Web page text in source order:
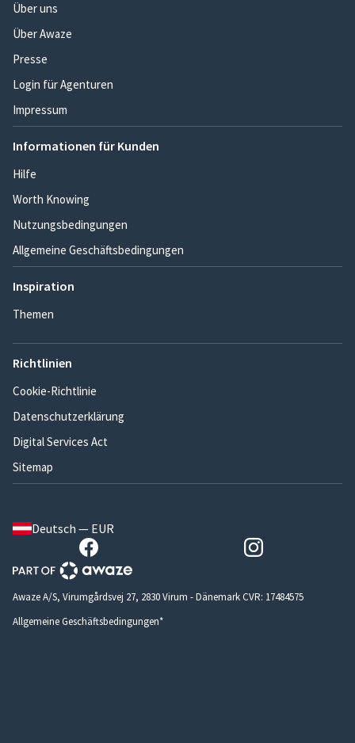
Über uns
Über Awaze
Presse
Login für Agenturen
Impressum
Informationen für Kunden
Hilfe
Worth Knowing
Nutzungsbedingungen
Allgemeine Geschäftsbedingungen
Inspiration
Themen
Richtlinien
Cookie-Richtlinie
Datenschutzerklärung
Digital Services Act
Sitemap
Deutsch — EUR
Awaze A/S, Virumgårdsvej 27, 2830 Virum - Dänemark CVR: 17484575
Allgemeine Geschäftsbedingungen*